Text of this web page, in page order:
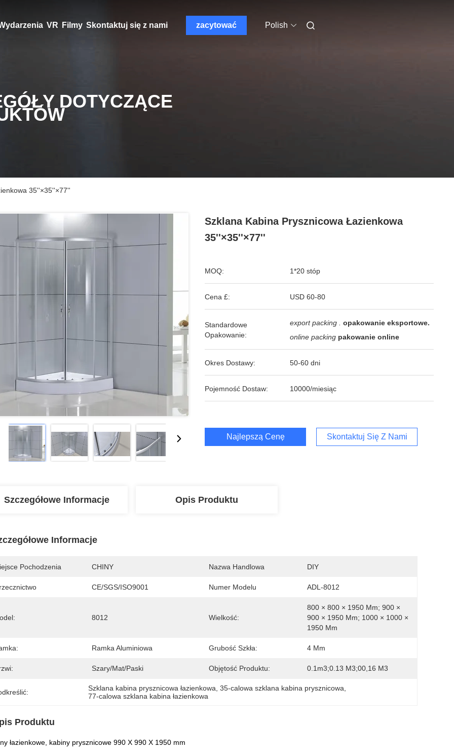
VR Filmy Skontaktuj się z nami zacytować Polish
DOTYCZĄCE
35''×35''×77''
Szklana Kabina Prysznicowa Łazienkowa
35''×35''×77''
MOQ: 1*20 stóp
Cena £: USD 60-80
Standardowe
Opakowanie:
export packing .
opakowanie eksportowe.
online packing pakowanie online
Okres Dostawy: 50-60 dni
Pojemność Dostaw: 10000/miesiąc
Najlepszą Cenę Skontaktuj Się Z Nami
Szczegółowe Informacje Opis Produktu
Informacje
Pochodzenia CHINY Nazwa Handlowa DIY
CE/SGS/ISO9001 Numer Modelu ADL-8012
8012 Wielkość:
800 × 800 × 1950 Mm; 900 ×
900 × 1950 Mm; 1000 × 1000 ×
1950 Mm
Ramka Aluminiowa Grubość Szkła: 4 Mm
Szary/mat/paski Objętość Produktu: 0.1m3;0.13 M3;00,16 M3
Szklana kabina prysznicowa łazienkowa , 35-calowa szklana kabina prysznicowa
77-calowa szklana kabina łazienkowa
Produktu
łazienkowe, kabiny prysznicowe 990 X 990 X 1950 mm